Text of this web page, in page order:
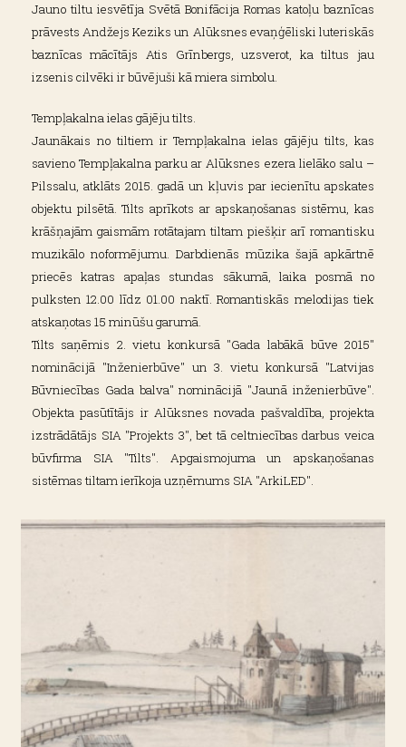
Jauno tiltu iesvētīja Svētā Bonifācija Romas katoļu baznīcas
prāvests Andžejs Keziks un Alūksnes evaņģēliski luteriskās
baznīcas mācītājs Atis Grīnbergs, uzsverot, ka tiltus jau
izsenis cilvēki ir būvējuši kā miera simbolu.
Tempļakalna ielas gājēju tilts.
Jaunākais no tiltiem ir Tempļakalna ielas gājēju tilts, kas
savieno Tempļakalna parku ar Alūksnes ezera lielāko salu –
Pilssalu, atklāts 2015. gadā un kļuvis par iecienītu apskates
objektu pilsētā. Tilts aprīkots ar apskaņošanas sistēmu, kas
krāšņajām gaismām rotātajam tiltam piešķir arī romantisku
muzikālo noformējumu. Darbdienās mūzika šajā apkārtnē
priecēs katras apaļas stundas sākumā, laika posmā no
pulksten 12.00 līdz 01.00 naktī. Romantiskās melodijas tiek
atskaņotas 15 minūšu garumā.
Tilts saņēmis 2. vietu konkursā "Gada labākā būve 2015"
nominācijā "Inženierbūve" un 3. vietu konkursā "Latvijas
Būvniecības Gada balva" nominācijā "Jaunā inženierbūve".
Objekta pasūtītājs ir Alūksnes novada pašvaldība, projekta
izstrādātājs SIA "Projekts 3", bet tā celtniecības darbus veica
būvfirma SIA "Tilts". Apgaismojuma un apskaņošanas
sistēmas tiltam ierīkoja uzņēmums SIA "ArkiLED".